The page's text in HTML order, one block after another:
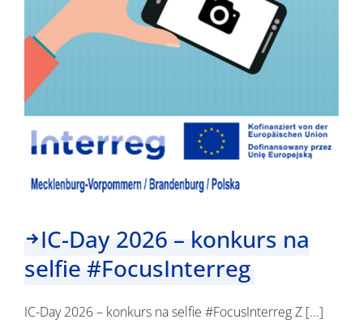
IC-Day 2026 – konkurs na
selfie #FocusInterreg
IC-Day 2026 – konkurs na selfie #FocusInterreg Z [...]